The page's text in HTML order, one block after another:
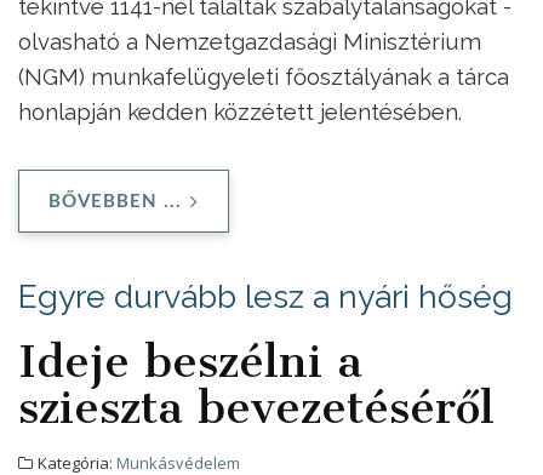
tekintve 1141-nél találtak szabálytalanságokat -
olvasható a Nemzetgazdasági Minisztérium
(NGM) munkafelügyeleti főosztályának a tárca
honlapján kedden közzétett jelentésében.
BŐVEBBEN ...
Egyre durvább lesz a nyári hőség
Ideje beszélni a
szieszta bevezetéséről
Kategória: Munkásvédelem